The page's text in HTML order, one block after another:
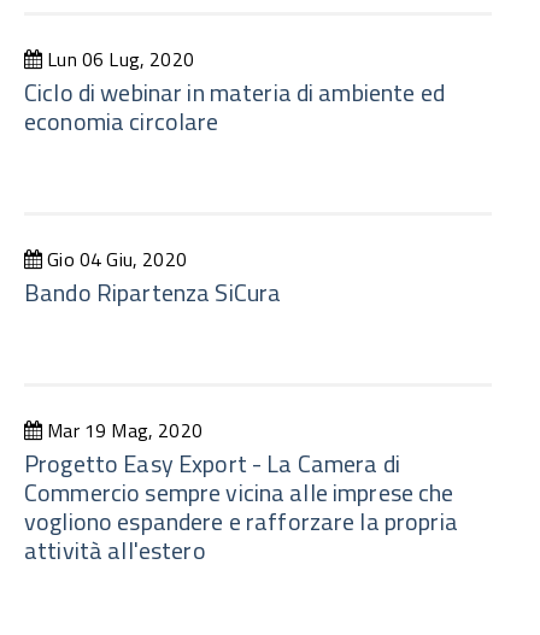
Lun 06 Lug, 2020
Ciclo di webinar in materia di ambiente ed
economia circolare
Gio 04 Giu, 2020
Bando Ripartenza SiCura
Mar 19 Mag, 2020
Progetto Easy Export - La Camera di
Commercio sempre vicina alle imprese che
vogliono espandere e rafforzare la propria
attività all'estero